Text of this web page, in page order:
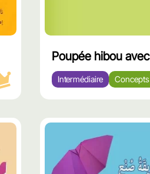
Poupée hibou
Intermédiaire
محتوى